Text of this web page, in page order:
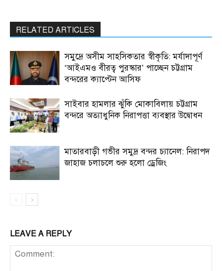
RELATED ARTICLES
সমুদ্রে অসীম সাহসিকতার স্বীকৃতি: মর্যাদাপূর্ণ
‘আইএমও বীরত্ব পুরস্কার’ পাচ্ছেন চট্টগ্রাম
বন্দরের ক্যাপ্টেন আসিফ
সাইবার হামলার ঝুঁকি মোকাবিলায় চট্টগ্রাম
বন্দরে অত্যাধুনিক নিরাপত্তা ব্যবস্থার উদ্বোধন
মাতারবাড়ী গভীর সমুদ্র বন্দর চ্যানেল: নিরাপদ
জাহাজ চলাচলে শুরু হলো ড্রেজিং
LEAVE A REPLY